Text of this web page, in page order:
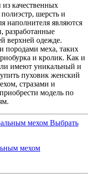
качественных
шерсть и
наполнителя являются
разработанные
верхней одежде.
породами меха, таких
и кролик. Как и
имеют уникальный и
пуховик женский
стразами и
модель по
Выбрать
мехом